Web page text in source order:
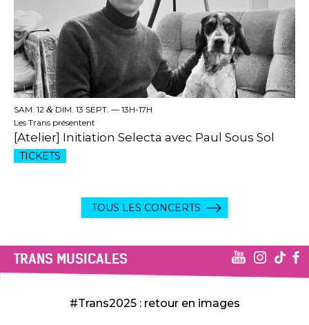
SAM. 12 & DIM. 13 SEPT. — 13H-17H
Les Trans présentent
[Atelier] Initiation Selecta avec Paul Sous Sol
TICKETS
TOUS LES CONCERTS
TRANS MUSICALES
#Trans2025 : retour en images